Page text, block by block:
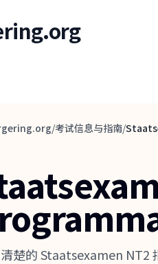
/考试信息与指南/
楚的 Staatsexamen NT2